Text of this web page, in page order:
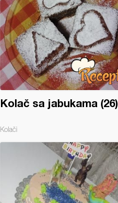
Kolač sa jabukama (26)
Kolači